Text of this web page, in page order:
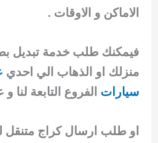
الاماكن و الاوقات .
فيمكنك طلب خدمة تبديل
منزلك او الذهاب الي احدي
سيارات الفروع التابعة
او طلب ارسال كراج متنقل